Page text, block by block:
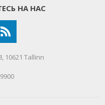
НА НАС
10621 Tallinn